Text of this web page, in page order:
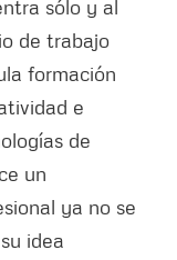
sólo y al
de trabajo
formación
e
de
un
ya no se
idea